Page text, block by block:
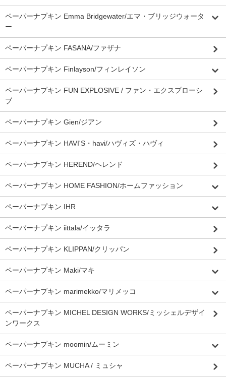
ペーパーナプキン Emma Bridgewater/エマ・ブリッジウォータ
ー
ペーパーナプキン FASANA/ファザナ
ペーパーナプキン Finlayson/フィンレイソン
ペーパーナプキン FUN EXPLOSIVE / ファン・エクスプローシ
ブ
ペーパーナプキン Gien/ジアン
ペーパーナプキン HAVI'S・havi/ハヴィズ・ハヴィ
ペーパーナプキン HEREND/ヘレンド
ペーパーナプキン HOME FASHION/ホームファッション
ペーパーナプキン IHR
ペーパーナプキン iittala/イッタラ
ペーパーナプキン KLIPPAN/クリッパン
ペーパーナプキン Maki/マキ
ペーパーナプキン marimekko/マリメッコ
ペーパーナプキン MICHEL DESIGN WORKS/ミッシェルデザイ
ンワークス
ペーパーナプキン moomin/ムーミン
ペーパーナプキン MUCHA / ミュシャ